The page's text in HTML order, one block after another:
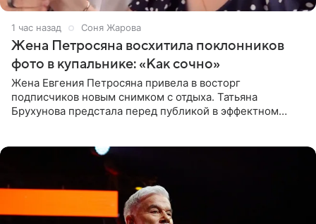
1 час назад Соня Жарова
Жена Петросяна восхитила поклонников
фото в купальнике: «Как сочно»
Жена Евгения Петросяна привела в восторг
подписчиков новым снимком с отдыха. Татьяна
Брухунова предстала перед публикой в эффектном